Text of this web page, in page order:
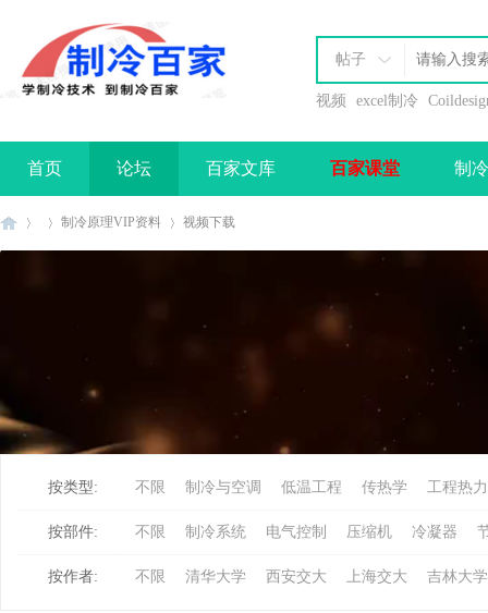
帖子
视频 excel制冷
首页 论坛 百家文库 百家课堂 制
办理会员制冷原理VIP资料 视频下载
按类型: 不限 制冷与空调 低温工程 传热学 工程热
按部件: 不限 制冷系统 电气控制 压缩机 冷凝器
按作者: 不限 清华大学 西安交大 上海交大 吉林大学